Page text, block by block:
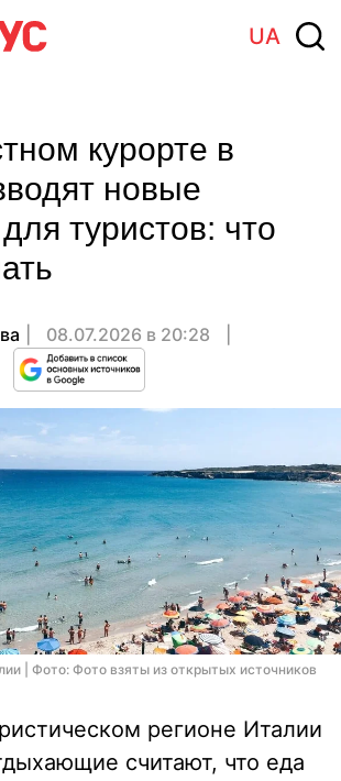
UA
курорте в
новые
туристов: что
08.07.2026 в 20:28
| Фото: Фото взяты из открытых источников
регионе Италии
считают, что еда